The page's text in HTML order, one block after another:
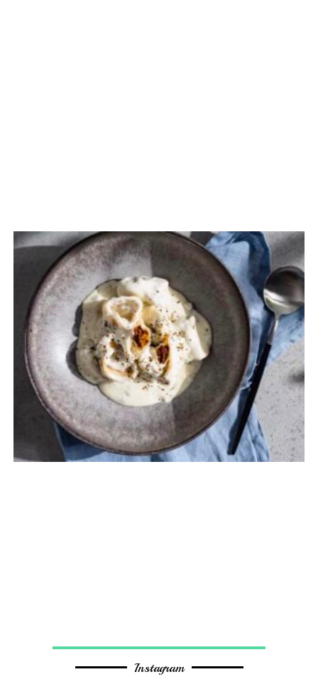
Instagram